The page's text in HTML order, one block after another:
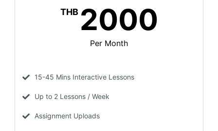
THB 2000
Per Month
15-45 Mins Interactive Lessons
Up to 2 Lessons / Week
Assignment Uploads